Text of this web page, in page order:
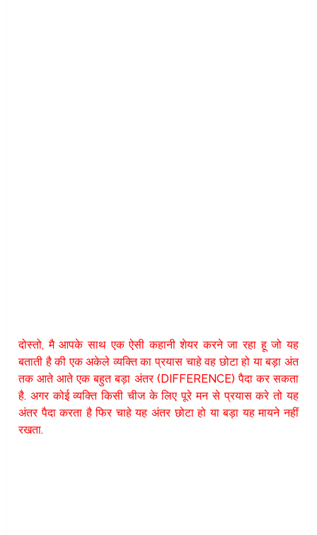
दोस्तो, मै आपके साथ एक ऐसी कहानी शेयर करने जा रहा हू जो यह
बताती है की एक अकेले व्यक्ति का प्रयास चाहे वह छोटा हो या बड़ा अंत
तक आते आते एक बहुत बड़ा अंतर (DIFFERENCE) पैदा कर सकता
है. अगर कोई व्यक्ति किसी चीज के लिए पूरे मन से प्रयास करे तो यह
अंतर पैदा करता है फिर चाहे यह अंतर छोटा हो या बड़ा यह मायने नहीं
रखता.